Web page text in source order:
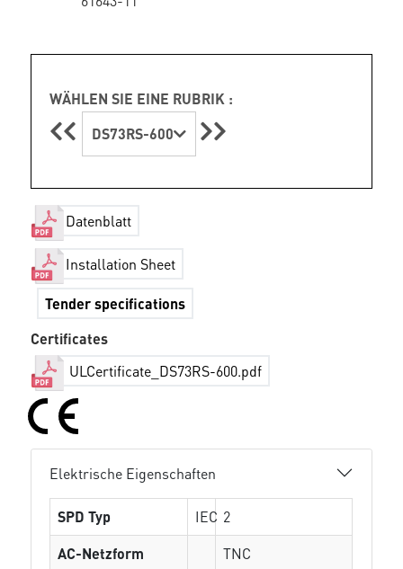
WÄHLEN SIE EINE RUBRIK :
DS73RS-600
Datenblatt
Installation Sheet
Tender specifications
Certificates
ULCertificate_DS73RS-600.pdf
Elektrische Eigenschaften
SPD Typ IEC 2
AC-Netzform
TNC